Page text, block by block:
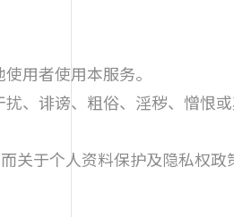
用者使用本服务。
、诽谤、粗俗、淫秽、憎恨
于个人资料保护及隐私权政